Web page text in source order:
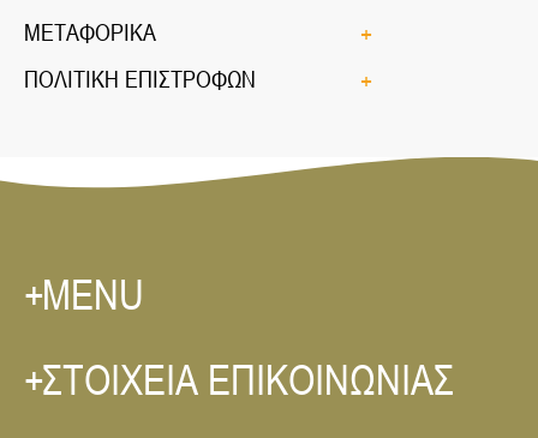
ΜΕΤΑΦΟΡΙΚΑ
ΠΟΛΙΤΙΚΗ ΕΠΙΣΤΡΟΦΩΝ
MENU
ΣΤΟΙΧΕΙΑ ΕΠΙΚΟΙΝΩΝΙΑΣ